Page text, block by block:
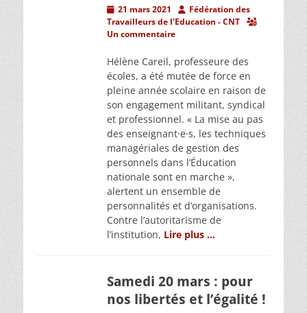
Posted
on
21 mars 2021 AuthorFédération des
Travailleurs de l'Education - CNT
Un commentaire
Hélène Careil, professeure des
écoles, a été mutée de force en
pleine année scolaire en raison de
son engagement militant, syndical
et professionnel. « La mise au pas
des enseignant·e·s, les techniques
managériales de gestion des
personnels dans l’Éducation
nationale sont en marche »,
alertent un ensemble de
personnalités et d’organisations.
Contre l’autoritarisme de
l’institution, Lire plus …
Samedi 20 mars : pour
nos libertés et l’égalité !